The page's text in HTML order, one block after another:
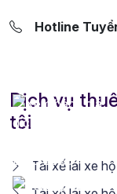
Hotline
Dịch vụ
tôi
Tài xế lái xe